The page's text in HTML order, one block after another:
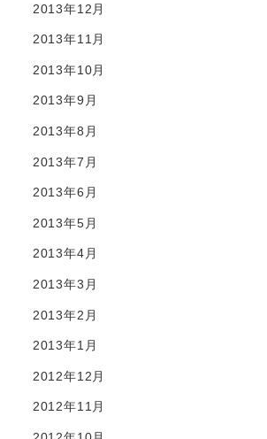
2013年12月
2013年11月
2013年10月
2013年9月
2013年8月
2013年7月
2013年6月
2013年5月
2013年4月
2013年3月
2013年2月
2013年1月
2012年12月
2012年11月